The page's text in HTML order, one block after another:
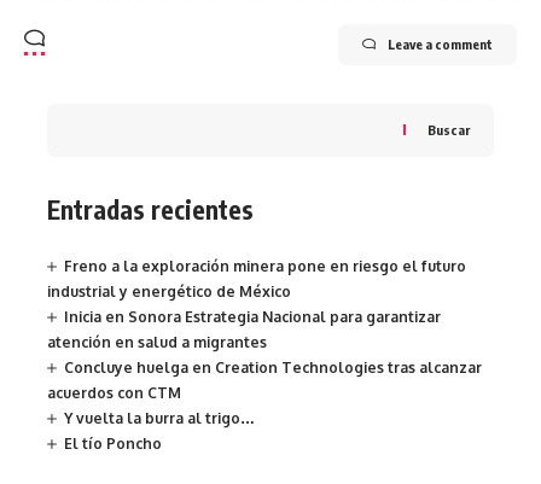
Leave a comment
Buscar
Entradas recientes
Freno a la exploración minera pone en riesgo el futuro
industrial y energético de México
Inicia en Sonora Estrategia Nacional para garantizar
atención en salud a migrantes
Concluye huelga en Creation Technologies tras alcanzar
acuerdos con CTM
Y vuelta la burra al trigo…
El tío Poncho